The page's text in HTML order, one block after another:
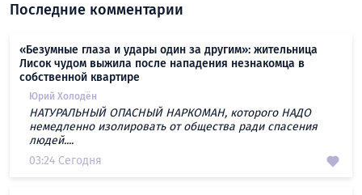
Последние комментарии
«Безумные глаза и удары один за другим»: жительница
Лисок чудом выжила после нападения незнакомца в
собственной квартире
Юрий Холодён
НАТУРАЛЬНЫЙ ОПАСНЫЙ НАРКОМАН, которого НАДО
немедленно изолировать от общества ради спасения
людей....
03:24 Сегодня